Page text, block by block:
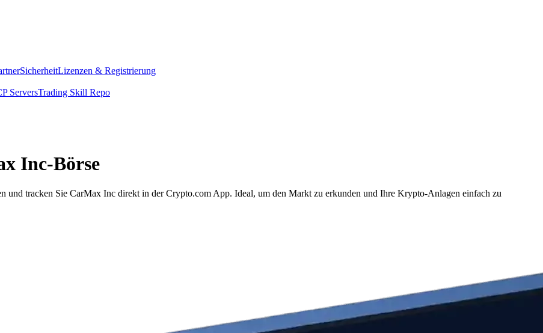
SicherheitLizenzen & Registrierung
ServersTrading Skill Repo
Inc-Börse
und tracken Sie CarMax Inc direkt in der Crypto.com App. Ideal, um den Markt zu erkunden und Ihre Krypto-Anlagen einfach zu